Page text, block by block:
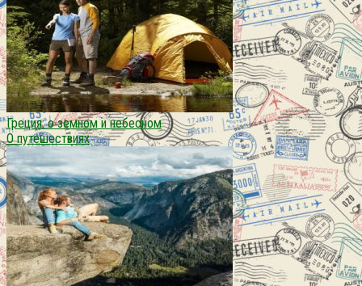
Греция: о земном и небесном
О путешествиях